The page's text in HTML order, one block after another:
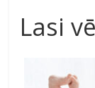
Lasi